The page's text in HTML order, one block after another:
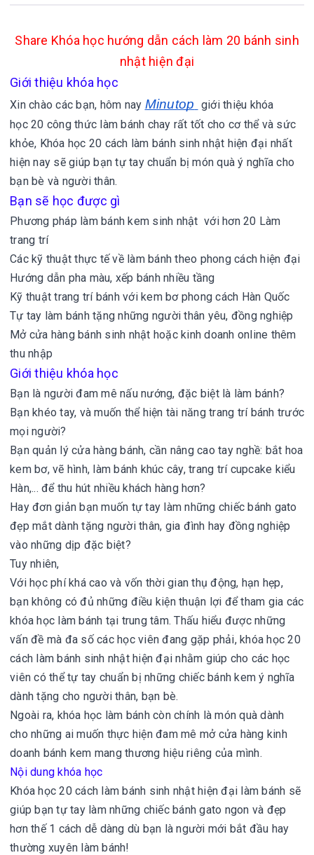
Share Khóa học hướng dẫn cách làm 20 bánh sinh
nhật hiện đại
Giới thiệu khóa học
Xin chào các bạn, hôm nay Minutop giới thiệu khóa
học 20 công thức làm bánh chay rất tốt cho cơ thể và sức
khỏe, Khóa học 20 cách làm bánh sinh nhật hiện đại nhất
hiện nay sẽ giúp bạn tự tay chuẩn bị món quà ý nghĩa cho
bạn bè và người thân.
Bạn sẽ học được gì
Phương pháp làm bánh kem sinh nhật với hơn 20 Làm
trang trí
Các kỹ thuật thực tế về làm bánh theo phong cách hiện đại
Hướng dẫn pha màu, xếp bánh nhiều tầng
Kỹ thuật trang trí bánh với kem bơ phong cách Hàn Quốc
Tự tay làm bánh tặng những người thân yêu, đồng nghiệp
Mở cửa hàng bánh sinh nhật hoặc kinh doanh online thêm
thu nhập
Giới thiệu khóa học
Bạn là người đam mê nấu nướng, đặc biệt là làm bánh?
Bạn khéo tay, và muốn thể hiện tài năng trang trí bánh trước
mọi người?
Bạn quản lý cửa hàng bánh, cần nâng cao tay nghề: bắt hoa
kem bơ, vẽ hình, làm bánh khúc cây, trang trí cupcake kiểu
Hàn,... để thu hút nhiều khách hàng hơn?
Hay đơn giản bạn muốn tự tay làm những chiếc bánh gato
đẹp mắt dành tặng người thân, gia đình hay đồng nghiệp
vào những dịp đặc biệt?
Tuy nhiên,
Với học phí khá cao và vốn thời gian thụ động, hạn hẹp,
bạn không có đủ những điều kiện thuận lợi để tham gia các
khóa học làm bánh tại trung tâm. Thấu hiểu được những
vấn đề mà đa số các học viên đang gặp phải, khóa học 20
cách làm bánh sinh nhật hiện đại nhằm giúp cho các học
viên có thể tự tay chuẩn bị những chiếc bánh kem ý nghĩa
dành tặng cho người thân, bạn bè.
Ngoài ra, khóa học làm bánh còn chính là món quà dành
cho những ai muốn thực hiện đam mê mở cửa hàng kinh
doanh bánh kem mang thương hiệu riêng của mình.
Nội dung khóa học
Khóa học 20 cách làm bánh sinh nhật hiện đại làm bánh sẽ
giúp bạn tự tay làm những chiếc bánh gato ngon và đẹp
hơn thế 1 cách dễ dàng dù bạn là người mới bắt đầu hay
thường xuyên làm bánh!